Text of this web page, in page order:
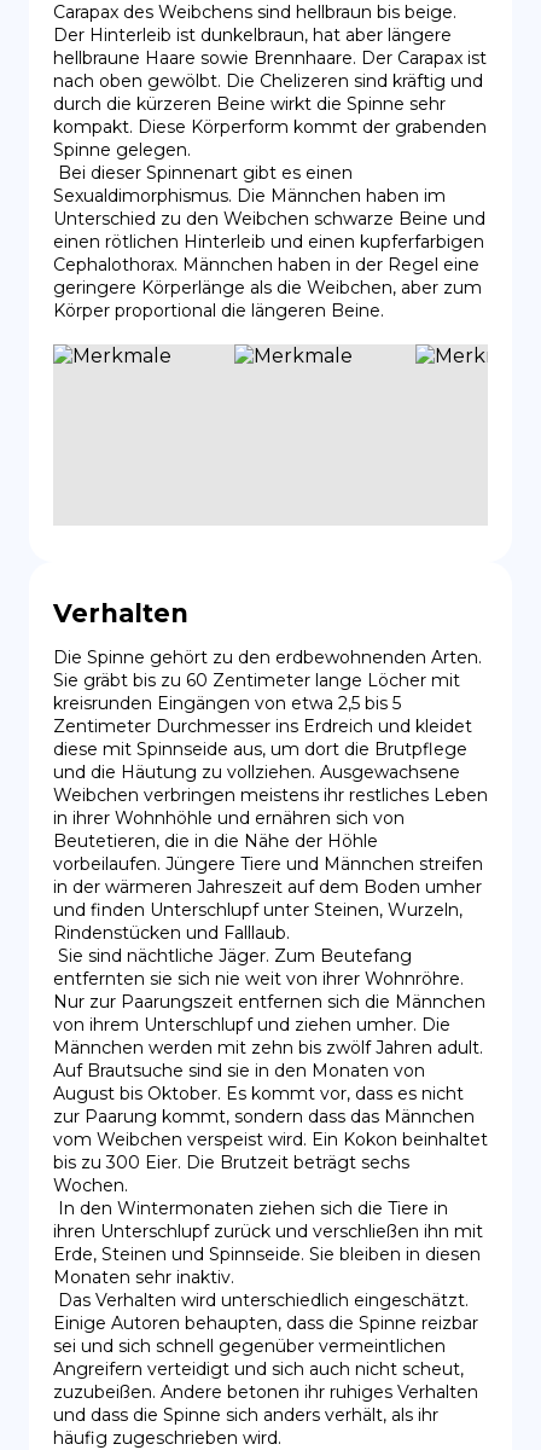
Carapax des Weibchens sind hellbraun bis beige.
Der Hinterleib ist dunkelbraun, hat aber längere
hellbraune Haare sowie Brennhaare. Der Carapax ist
nach oben gewölbt. Die Chelizeren sind kräftig und
durch die kürzeren Beine wirkt die Spinne sehr
kompakt. Diese Körperform kommt der grabenden
Spinne gelegen.
Sexualdimorphismus. Die Männchen haben im
Unterschied zu den Weibchen schwarze Beine und
einen rötlichen Hinterleib und einen kupferfarbigen
Cephalothorax. Männchen haben in der Regel eine
geringere Körperlänge als die Weibchen, aber zum
Körper proportional die längeren Beine.
Verhalten
Die Spinne gehört zu den erdbewohnenden Arten.
Sie gräbt bis zu 60 Zentimeter lange Löcher mit
kreisrunden Eingängen von etwa 2,5 bis 5
Zentimeter Durchmesser ins Erdreich und kleidet
diese mit Spinnseide aus, um dort die Brutpflege
und die Häutung zu vollziehen. Ausgewachsene
Weibchen verbringen meistens ihr restliches Leben
in ihrer Wohnhöhle und ernähren sich von
Beutetieren, die in die Nähe der Höhle
vorbeilaufen. Jüngere Tiere und Männchen streifen
in der wärmeren Jahreszeit auf dem Boden umher
und finden Unterschlupf unter Steinen, Wurzeln,
Rindenstücken und Falllaub.
entfernten sie sich nie weit von ihrer Wohnröhre.
Nur zur Paarungszeit entfernen sich die Männchen
von ihrem Unterschlupf und ziehen umher. Die
Männchen werden mit zehn bis zwölf Jahren adult.
Auf Brautsuche sind sie in den Monaten von
August bis Oktober. Es kommt vor, dass es nicht
zur Paarung kommt, sondern dass das Männchen
vom Weibchen verspeist wird. Ein Kokon beinhaltet
bis zu 300 Eier. Die Brutzeit beträgt sechs
Wochen.
ihren Unterschlupf zurück und verschließen ihn mit
Erde, Steinen und Spinnseide. Sie bleiben in diesen
Monaten sehr inaktiv.
Einige Autoren behaupten, dass die Spinne reizbar
sei und sich schnell gegenüber vermeintlichen
Angreifern verteidigt und sich auch nicht scheut,
zuzubeißen. Andere betonen ihr ruhiges Verhalten
und dass die Spinne sich anders verhält, als ihr
häufig zugeschrieben wird.